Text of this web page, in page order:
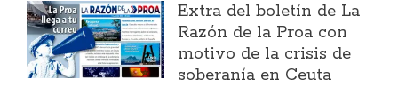
Extra del boletín de La
Razón de la Proa con
motivo de la crisis de
soberanía en Ceuta